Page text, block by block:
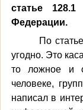
статье 128.1
Федерации.
По
угодно. Это
то ложное и
человеке,
написал в